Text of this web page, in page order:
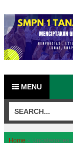
MENU
Home » Uncategories